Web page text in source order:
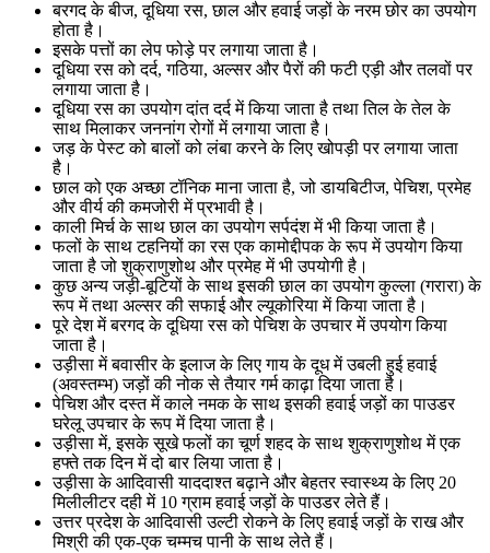
बरगद के बीज, दूधिया रस, छाल और हवाई जड़ों के नरम छोर का उपयोग
होता है।
इसके पत्तों का लेप फोड़े पर लगाया जाता है।
दूधिया रस को दर्द, गठिया, अल्सर और पैरों की फटी एड़ी और तलवों पर
लगाया जाता है।
दूधिया रस का उपयोग दांत दर्द में किया जाता है तथा तिल के तेल के
साथ मिलाकर जननांग रोगों में लगाया जाता है।
जड़ के पेस्ट को बालों को लंबा करने के लिए खोपड़ी पर लगाया जाता
है।
छाल को एक अच्छा टॉनिक माना जाता है, जो डायबिटीज, पेचिश, प्रमेह
और वीर्य की कमजोरी में प्रभावी है।
काली मिर्च के साथ छाल का उपयोग सर्पदंश में भी किया जाता है।
फलों के साथ टहनियों का रस एक कामोद्दीपक के रूप में उपयोग किया
जाता है जो शुक्राणुशोथ और प्रमेह में भी उपयोगी है।
कुछ अन्य जड़ी-बूटियों के साथ इसकी छाल का उपयोग कुल्ला (गरारा) के
रूप में तथा अल्सर की सफाई और ल्यूकोरिया में किया जाता है।
पूरे देश में बरगद के दूधिया रस को पेचिश के उपचार में उपयोग किया
जाता है।
उड़ीसा में बवासीर के इलाज के लिए गाय के दूध में उबली हुई हवाई
(अवस्तम्भ) जड़ों की नोक से तैयार गर्म काढ़ा दिया जाता है।
पेचिश और दस्त में काले नमक के साथ इसकी हवाई जड़ों का पाउडर
घरेलू उपचार के रूप में दिया जाता है।
उड़ीसा में, इसके सूखे फलों का चूर्ण शहद के साथ शुक्राणुशोथ में एक
हफ्ते तक दिन में दो बार लिया जाता है।
उड़ीसा के आदिवासी याददाश्त बढ़ाने और बेहतर स्वास्थ्य के लिए 20
मिलीलीटर दही में 10 ग्राम हवाई जड़ों के पाउडर लेते हैं।
उत्तर प्रदेश के आदिवासी उल्टी रोकने के लिए हवाई जड़ों के राख और
मिश्री की एक-एक चम्मच पानी के साथ लेते हैं।